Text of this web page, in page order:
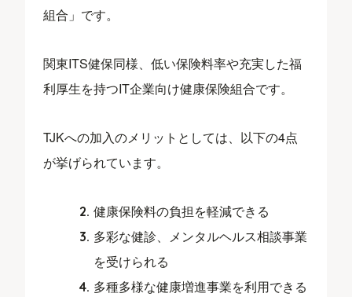
組合」です。
関東ITS健保同様、低い保険料率や充実した福
利厚生を持つIT企業向け健康保険組合です。
TJKへの加入のメリットとしては、以下の4点
が挙げられています。
健康保険料の負担を軽減できる
多彩な健診、メンタルヘルス相談事業
を受けられる
多種多様な健康増進事業を利用できる